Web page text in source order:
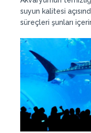
suyun kalitesi
süreçleri şunları